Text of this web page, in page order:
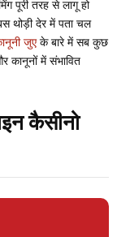
पूरी तरह से लागू हो
थोड़ी देर में पता चल
जुएके बारे में सब कुछ
कानूनों में संभावित
कैसीनो